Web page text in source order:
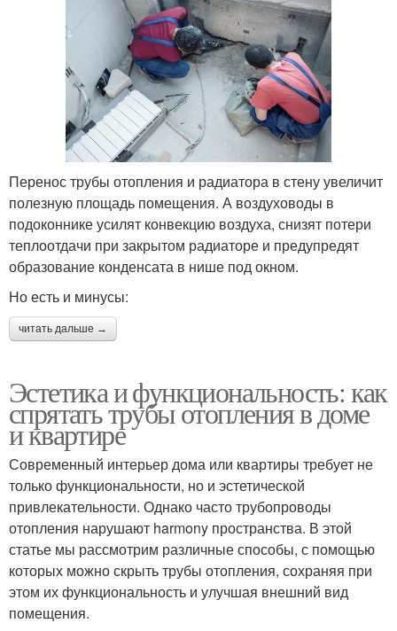
Перенос трубы отопления и радиатора в стену увеличит
полезную площадь помещения. А воздуховоды в
подоконнике усилят конвекцию воздуха, снизят потери
теплоотдачи при закрытом радиаторе и предупредят
образование конденсата в нише под окном.
Но есть и минусы:
читать дальше →
Эстетика и функциональность: как
спрятать трубы отопления в доме
и квартире
Современный интерьер дома или квартиры требует не
только функциональности, но и эстетической
привлекательности. Однако часто трубопроводы
отопления нарушают harmony пространства. В этой
статье мы рассмотрим различные способы, с помощью
которых можно скрыть трубы отопления, сохраняя при
этом их функциональность и улучшая внешний вид
помещения.